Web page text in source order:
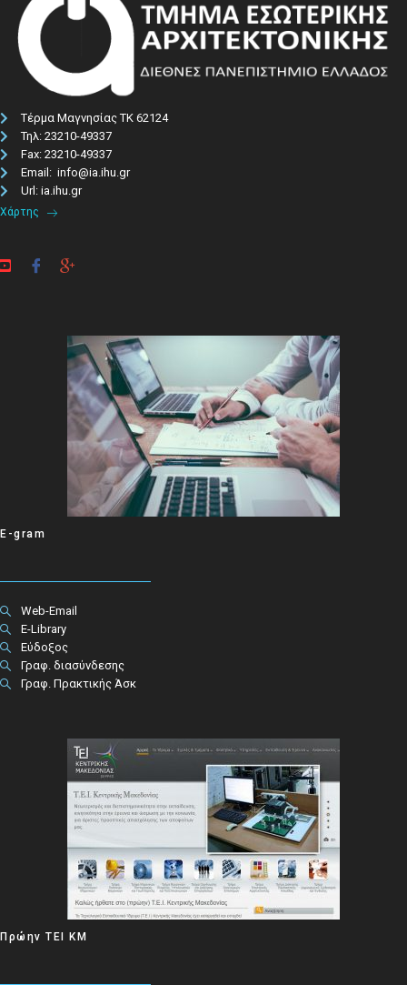
Τέρμα Μαγνησίας ΤΚ 62124
Τηλ: 23210-49337​
Fax: 23210-49337
Email: info@ia.ihu.gr
Url: ia.ihu.gr
Χάρτης
E-gram
Web-Email
E-Library
Εύδοξος
Γραφ. διασύνδεσης
Γραφ. Πρακτικής Άσκ
Πρώην ΤΕΙ ΚΜ